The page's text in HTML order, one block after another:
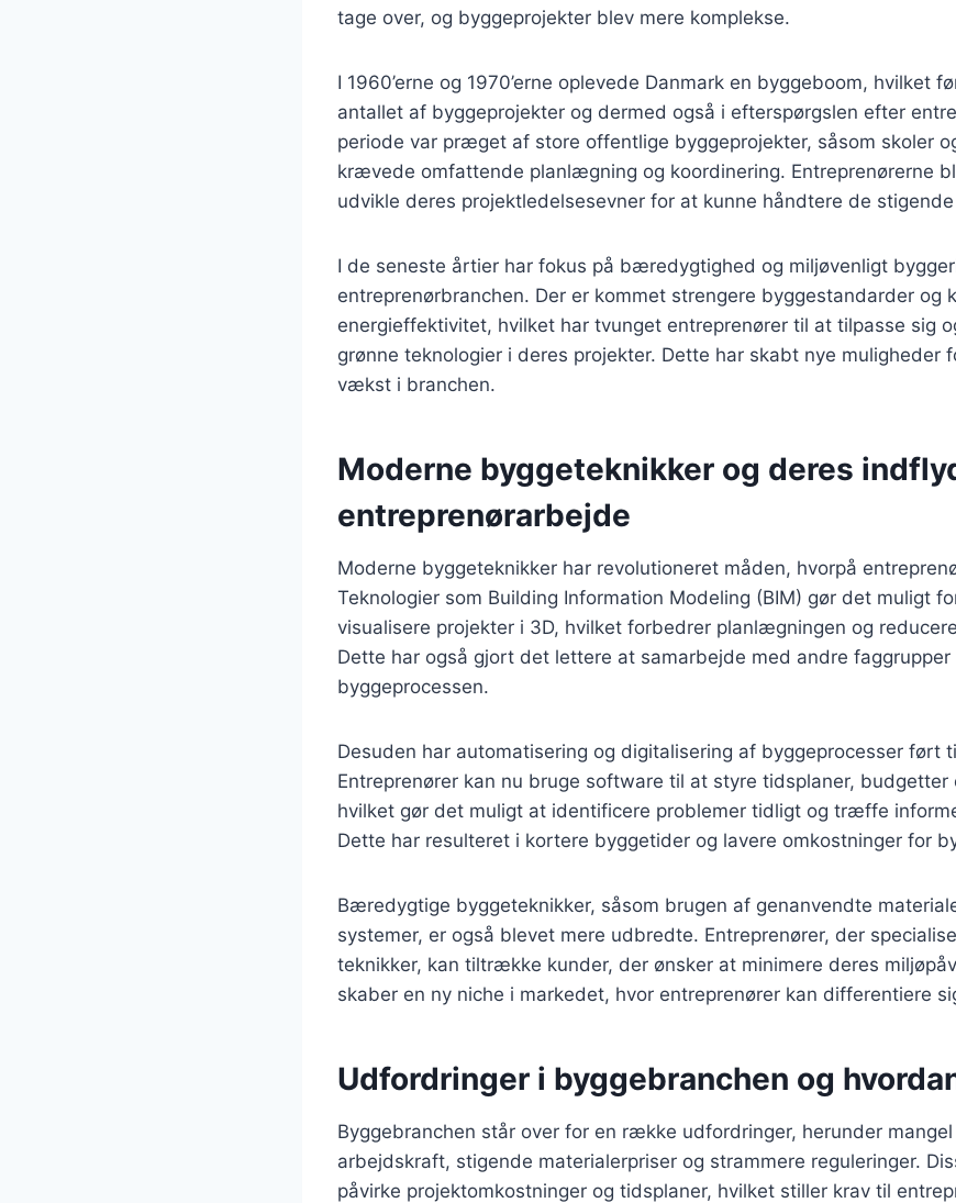
tage over, og byggeprojekter blev mere komplekse.
I 1960’erne og 1970’erne oplevede Danmark en byggeboom, hvilket
antallet af byggeprojekter og dermed også i efterspørgslen efter
periode var præget af store offentlige byggeprojekter, såsom skoler
krævede omfattende planlægning og koordinering. Entreprenørerne
udvikle deres projektledelsesevner for at kunne håndtere de stigende
I de seneste årtier har fokus på bæredygtighed og miljøvenligt
entreprenørbranchen. Der er kommet strengere byggestandarder og
energieffektivitet, hvilket har tvunget entreprenører til at tilpasse sig
grønne teknologier i deres projekter. Dette har skabt nye muligheder
vækst i branchen.
Moderne byggeteknikker og deres
entreprenørarbejde
Moderne byggeteknikker har revolutioneret måden, hvorpå
Teknologier som Building Information Modeling (BIM) gør det muligt
visualisere projekter i 3D, hvilket forbedrer planlægningen og
Dette har også gjort det lettere at samarbejde med andre faggrupper
byggeprocessen.
Desuden har automatisering og digitalisering af byggeprocesser ført
Entreprenører kan nu bruge software til at styre tidsplaner, budgetter
hvilket gør det muligt at identificere problemer tidligt og træffe
Dette har resulteret i kortere byggetider og lavere omkostninger for
Bæredygtige byggeteknikker, såsom brugen af genanvendte
systemer, er også blevet mere udbredte. Entreprenører, der
teknikker, kan tiltrække kunder, der ønsker at minimere deres
skaber en ny niche i markedet, hvor entreprenører kan differentiere
Udfordringer i byggebranchen og
Byggebranchen står over for en række udfordringer, herunder
arbejdskraft, stigende materialerpriser og strammere reguleringer.
påvirke projektomkostninger og tidsplaner, hvilket stiller krav til